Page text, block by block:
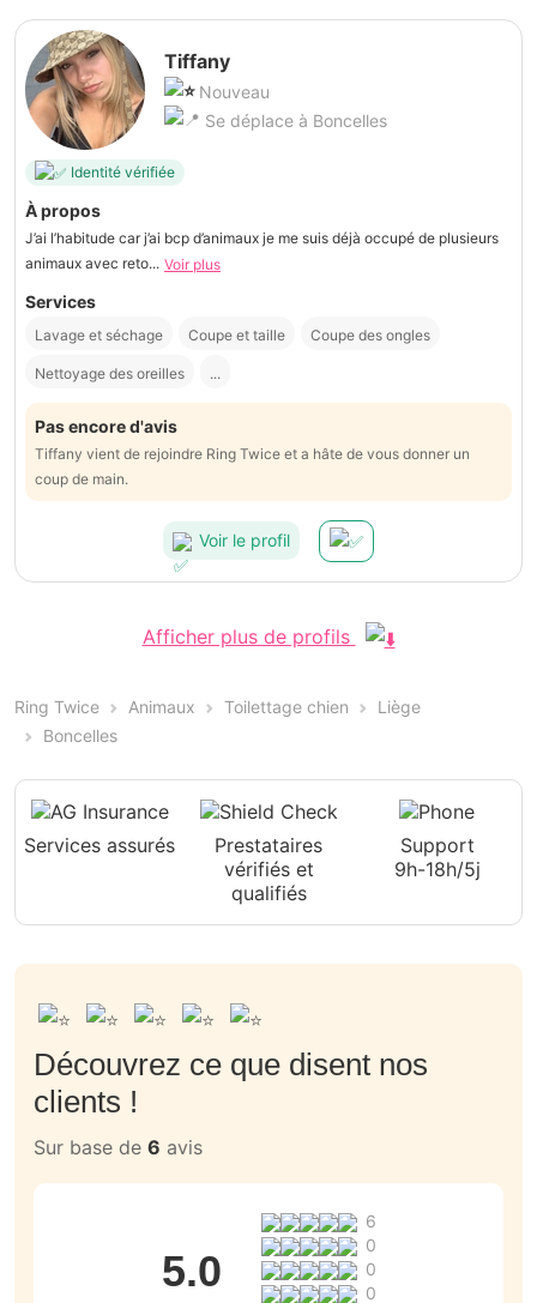
Tiffany
Nouveau
Se déplace à Boncelles
Identité vérifiée
À propos
J’ai l’habitude car j’ai bcp d’animaux je me suis déjà occupé de plusieurs
animaux avec reto... Voir plus
Services
Lavage et séchage Coupe et taille Coupe des ongles
Nettoyage des oreilles ...
Pas encore d'avis
Tiffany vient de rejoindre Ring Twice et a hâte de vous donner un
coup de main.
Voir le profil
Afficher plus de profils
Ring Twice Animaux Toilettage chien
Liège
Boncelles
Services assurés
Prestataires
vérifiés et
qualifiés
Support
9h-18h/5j
Découvrez ce que disent nos
clients !
Sur base de 6 avis
5.0
6
0
0
0